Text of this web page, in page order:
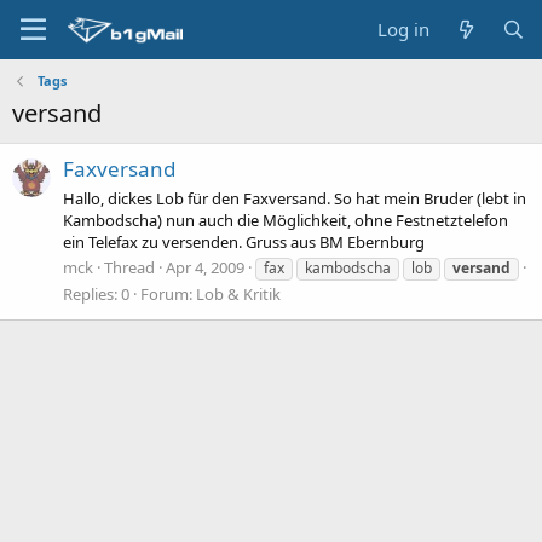
Log in
Tags
versand
Faxversand
Hallo, dickes Lob für den Faxversand. So hat mein Bruder (lebt in
Kambodscha) nun auch die Möglichkeit, ohne Festnetztelefon
ein Telefax zu versenden. Gruss aus BM Ebernburg
mck Thread Apr 4, 2009 fax kambodscha lob versand
Replies: 0 Forum: Lob & Kritik